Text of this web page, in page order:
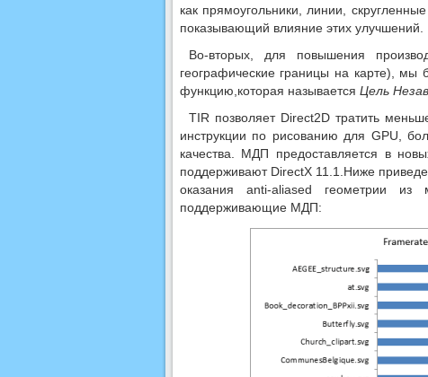
как прямоугольники, линии,
показывающий влияние этих улучшений.
Во-вторых, для повышения
географические границы на карте), мы
функцию,которая называется Цель
TIR позволяет Direct2D тратить
инструкции по рисованию для GPU,
качества. МДП предоставляется в
поддерживают DirectX 11.1.Ниже
оказания anti-aliased геометрии
поддерживающие МДП: